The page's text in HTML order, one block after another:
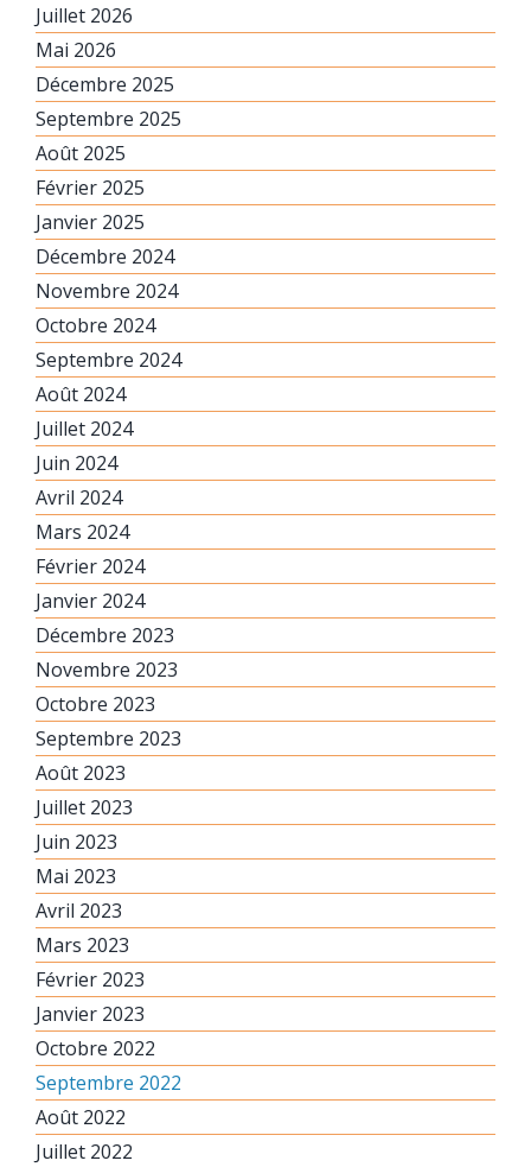
Juillet 2026
Mai 2026
Décembre 2025
Septembre 2025
Août 2025
Février 2025
Janvier 2025
Décembre 2024
Novembre 2024
Octobre 2024
Septembre 2024
Août 2024
Juillet 2024
Juin 2024
Avril 2024
Mars 2024
Février 2024
Janvier 2024
Décembre 2023
Novembre 2023
Octobre 2023
Septembre 2023
Août 2023
Juillet 2023
Juin 2023
Mai 2023
Avril 2023
Mars 2023
Février 2023
Janvier 2023
Octobre 2022
Septembre 2022
Août 2022
Juillet 2022